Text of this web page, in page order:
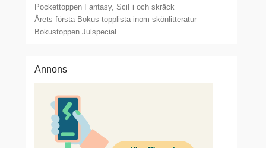
Pockettoppen Fantasy, SciFi och skräck
Årets första Bokus-topplista inom skönlitteratur
Bokustoppen Julspecial
Annons